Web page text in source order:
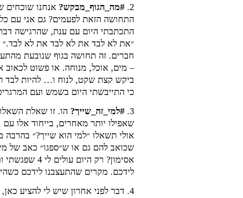
2. #מה_הגוף_מבקש? אנחנו שוכחים
התחושה הזאת לפעמים? גם אני עם כל
התכתבתי היום עם ענת, שהרגישה
״את לא לבד את לא לבד את לא
חברים. זה תחושה בגוף שנובעת
– מים, אוכל, מנוחה. או פשוט
ביקש קצת שקט, לנוח ו… להיות לבד
כי התייבשתי היום בשמש ועם
3. #למי_זה_שייך? הו. זו שאלת
שאפילו יותר מאחרים, בייחוד אלו עם
אולי תשאלו ״למי הוא שייך?״
שכואב להם גם או ש״ספגו״ כאב של
אסימון?
לידכם. מקרים שהתעצבנו לידכם
4. דבר לפני אחרון שיש לי להציע כאן, כי יש לי עוד מלא, הוא –